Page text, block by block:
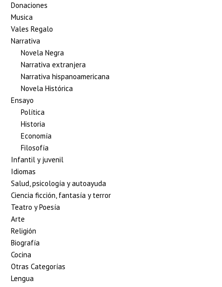
Donaciones
Musica
Vales Regalo
Narrativa
Novela Negra
Narrativa extranjera
Narrativa hispanoamericana
Novela Histórica
Ensayo
Política
Historia
Economía
Filosofía
Infantil y juvenil
Idiomas
Salud, psicología y autoayuda
Ciencia ficción, fantasía y terror
Teatro y Poesía
Arte
Religión
Biografía
Cocina
Otras Categorías
Lengua